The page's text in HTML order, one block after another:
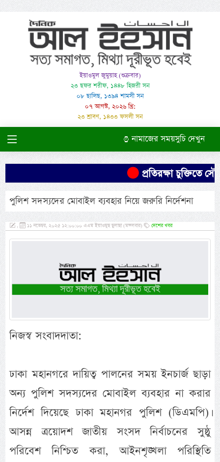
ইয়াওমুল জুমুয়াহ (শুক্রবার)
২৩ ছফর শরীফ, ১৪৪৮ হিজরী সন
০৮ ছালিছ, ১৩৯৪ শামসী সন
০৭ আগস্ট, ২০২৬ খ্রি:
২৩ শ্রাবণ, ১৪৩৩ ফসলী সন
নামাজের সময়সুচি দেখুন
প্রতিরক্ষা চুক্তিতে
পুলিশ সদস্যদের মোবাইল ব্যবহার নিয়ে জরুরি নির্দেশনা
, ১১ নভেম্বর, ২০২৫ ১২:০০:০০ এএম ইয়াওমুছ ছুলাছা (মঙ্গলবার) দেশের খবর
নিজস্ব সংবাদদাতা:
ঢাকা মহানগরে দায়িত্ব পালনের সময় ইনচার্জ ছাড়া
অন্য পুলিশ সদস্যদের মোবাইল ব্যবহার না করার
নির্দেশ দিয়েছে ঢাকা মহানগর পুলিশ (ডিএমপি)।
আসন্ন ত্রয়োদশ জাতীয় সংসদ নির্বাচনের সুষ্ঠু
পরিবেশ নিশ্চিত করা, আইনশৃঙ্খলা পরিস্থিতি